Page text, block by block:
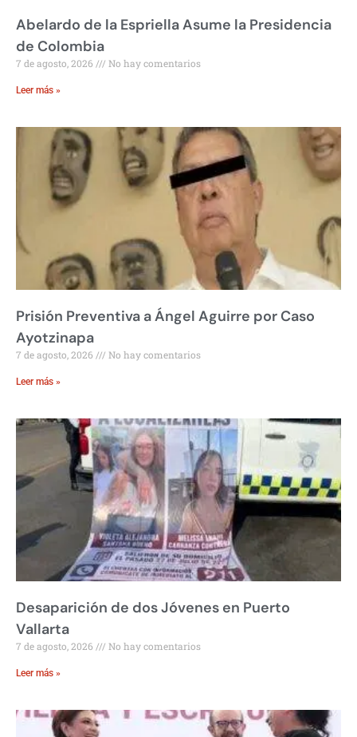
Abelardo de la Espriella Asume la Presidencia
de Colombia
7 de agosto, 2026 No hay comentarios
Leer más »
Prisión Preventiva a Ángel Aguirre por Caso
Ayotzinapa
7 de agosto, 2026 No hay comentarios
Leer más »
Desaparición de dos Jóvenes en Puerto
Vallarta
7 de agosto, 2026 No hay comentarios
Leer más »